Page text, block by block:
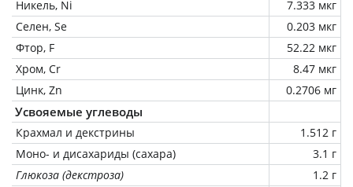
Никель, Ni
7.333 мкг
Селен, Se
0.203 мкг
Фтор, F
52.22 мкг
Хром, Cr
8.47 мкг
Цинк, Zn
0.2706 мг
Усвояемые углеводы
Крахмал и декстрины
1.512 г
Моно- и дисахариды (сахара)
3.1 г
Глюкоза (декстроза)
1.2 г